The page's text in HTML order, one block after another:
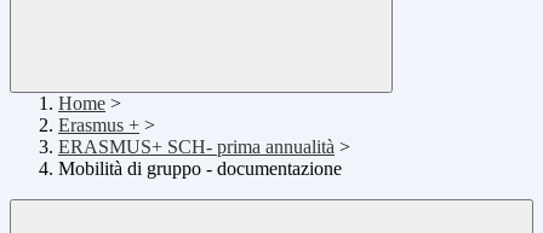
Home >
Erasmus + >
ERASMUS+ SCH- prima annualità >
Mobilità di gruppo - documentazione